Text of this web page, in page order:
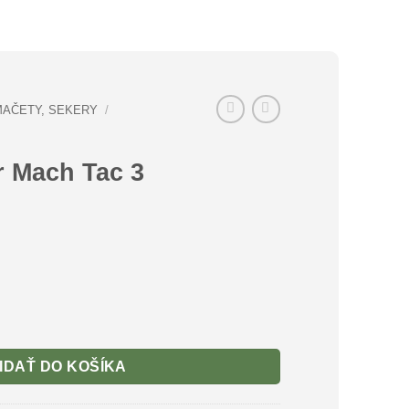
SEKERY /
Mach Tac 3
Tac 3
DO KOŠÍKA